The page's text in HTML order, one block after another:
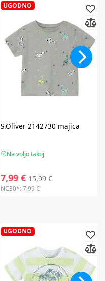
UGODNO
S.Oliver2142730 majica
Na voljo takoj
7,99 € 15,99 €
NC30*:7,99 €
UGODNO